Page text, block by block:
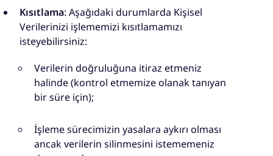
Kısıtlama: Aşağıdaki durumlarda Kişisel
Verilerinizi işlememizi kısıtlamamızı
isteyebilirsiniz:
Verilerin doğruluğuna itiraz etmeniz
halinde (kontrol etmemize olanak tanıyan
bir süre için);
İşleme sürecimizin yasalara aykırı olması
ancak verilerin silinmesini istememeniz